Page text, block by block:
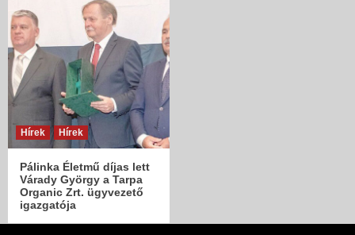
Hírek Hírek
Pálinka Életmű díjas lett
Várady György a Tarpa
Organic Zrt. ügyvezető
igazgatója